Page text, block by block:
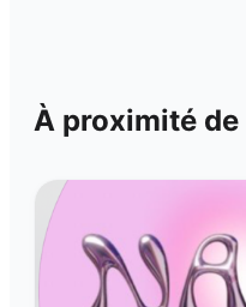
À proximité de